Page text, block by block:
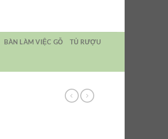
BÀN LÀM VIỆC GỖ TỦ RƯỢU